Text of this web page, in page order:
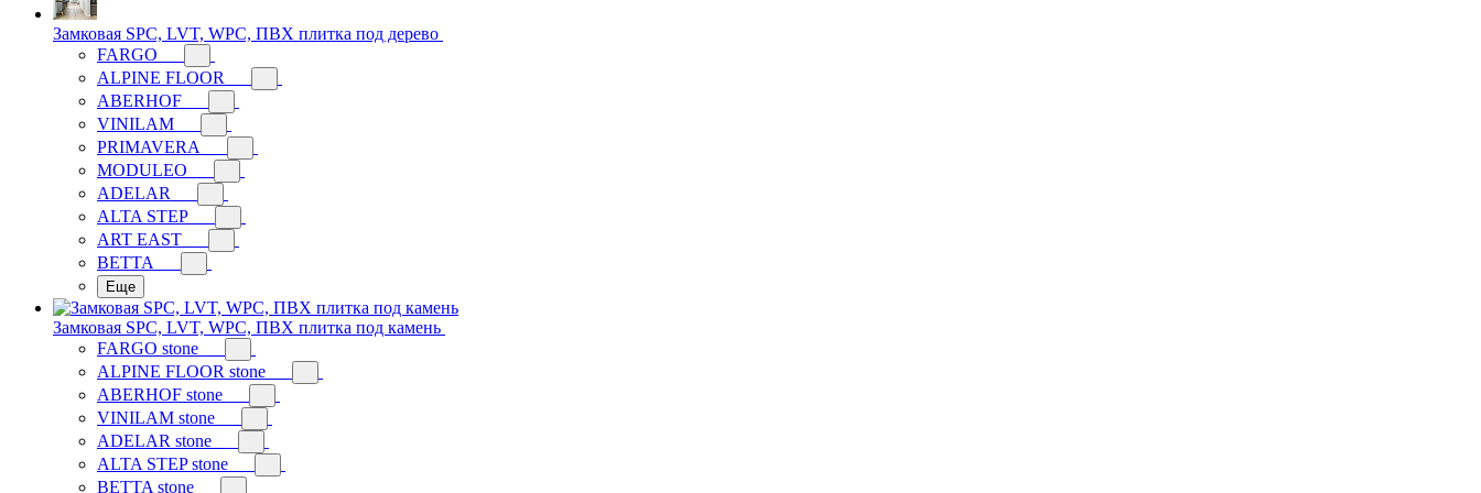
Замковая SPC, LVT, WPC, ПВХ плитка под дерево
FARGO
ALPINE FLOOR
ABERHOF
VINILAM
PRIMAVERA
MODULEO
ADELAR
ALTA STEP
ART EAST
BETTA
Еще
Замковая SPC, LVT, WPC, ПВХ плитка под камень
FARGO stone
ALPINE FLOOR stone
ABERHOF stone
VINILAM stone
ADELAR stone
ALTA STEP stone
BETTA stone